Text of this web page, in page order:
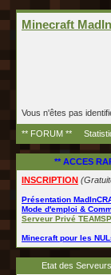
Minecraft
Vous n'êtes pas
** FORUM **
** ACCES
INSCRIPTION
Présentation
Mode d'emploi &
Serveur Privé
Minecraft pour les
Etat des